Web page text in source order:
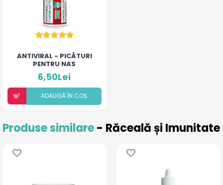
ANTIVIRAL - PICĂTURI
PENTRU NAS
6,50Lei
ADAUGÃ ÎN COȘ
Produse similare- Răceală și Imunitate